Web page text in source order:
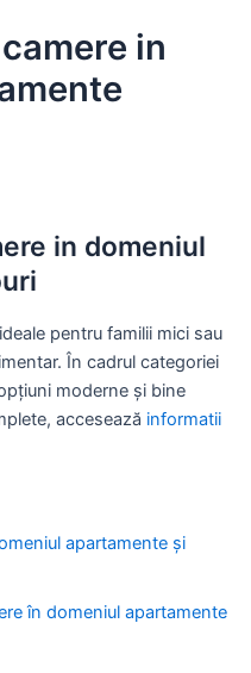
in
in domeniul
pentru familii mici sau
În cadrul categoriei
moderne și bine
accesează informatii
apartamente și
în domeniul apartamente